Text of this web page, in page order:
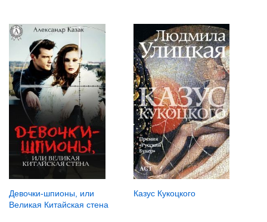
Девочки-шпионы, или
Великая Китайская стена
Казус Кукоцкого